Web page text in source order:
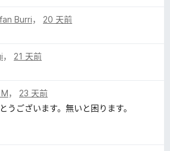
Burri， 20 天前
， 21 天前
， 23 天前
うございます。無いと困ります。